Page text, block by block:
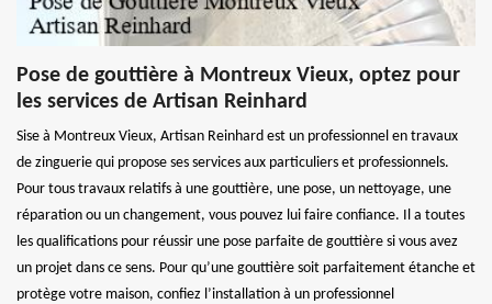
Pose de gouttière à Montreux Vieux, optez pour
les services de Artisan Reinhard
Sise à Montreux Vieux, Artisan Reinhard est un professionnel en travaux
de zinguerie qui propose ses services aux particuliers et professionnels.
Pour tous travaux relatifs à une gouttière, une pose, un nettoyage, une
réparation ou un changement, vous pouvez lui faire confiance. Il a toutes
les qualifications pour réussir une pose parfaite de gouttière si vous avez
un projet dans ce sens. Pour qu’une gouttière soit parfaitement étanche et
protège votre maison, confiez l’installation à un professionnel